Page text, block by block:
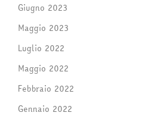
Giugno 2023
Maggio 2023
Luglio 2022
Maggio 2022
Febbraio 2022
Gennaio 2022